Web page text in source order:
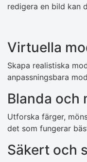
redigera en bild kan
Virtuella
Skapa realistiska
anpassningsbara
Blanda och
Utforska färger,
det som fungerar
Säkert och